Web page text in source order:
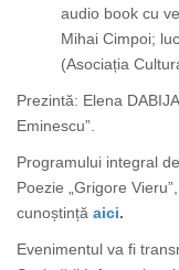
audio book cu
Mihai Cimpoi;
(Asociația
Prezintă: Elena
Eminescu”.
Programului integral
Poezie „Grigore
cunoștință aici.
Evenimentul va fi